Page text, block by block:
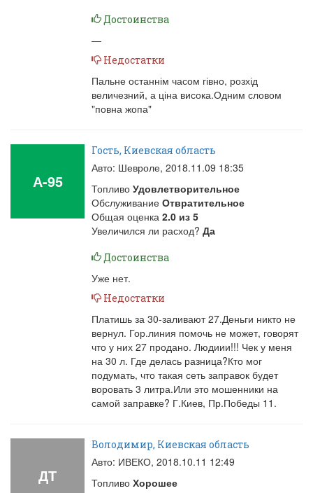
Достоинства
—
Недостатки
Пальне останнім часом гівно, розхід
величезний, а ціна висока.Одним словом
"повна жопа"
А-95
Гость, Киевская область
Авто: Шевроле, 2018.11.09 18:35
Топливо Удовлетворительное
Обслуживание Отвратительное
Общая оценка 2.0 из 5
Увеличился ли расход? Да
Достоинства
Уже нет.
Недостатки
Платишь за 30-заливают 27.Деньги никто не
вернул. Гор.линия помочь не может, говорят
что у них 27 продано. Людиии!!! Чек у меня
на 30 л. Где делась разница?Кто мог
подумать, что такая сеть заправок будет
воровать 3 литра.Или это мошенники на
самой заправке? Г.Киев, Пр.Победы 11.
ДТ
Володимир, Киевская область
Авто: ИВЕКО, 2018.10.11 12:49
Топливо Хорошее